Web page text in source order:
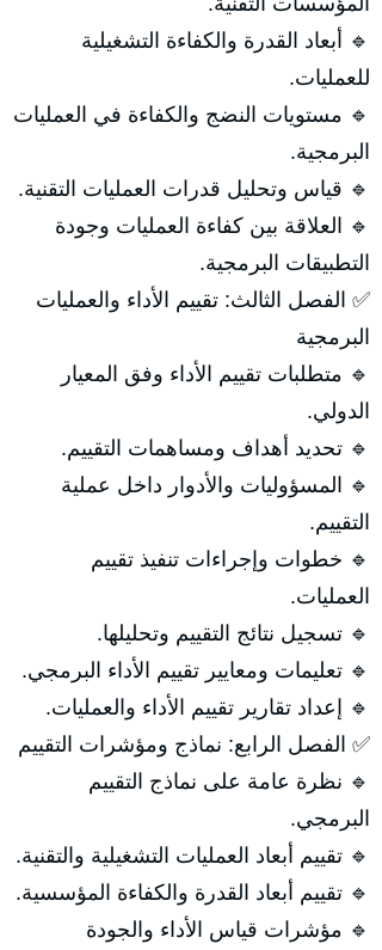
🔹 أبعاد القدرة والكفاءة التشغيلية
للعمليات.
🔹 مستويات النضج والكفاءة في العمليات
البرمجية.
🔹 قياس وتحليل قدرات العمليات التقنية.
🔹 العلاقة بين كفاءة العمليات وجودة
التطبيقات البرمجية.
✅ الفصل الثالث: تقييم الأداء والعمليات
البرمجية
🔹 متطلبات تقييم الأداء وفق المعيار
الدولي.
🔹 تحديد أهداف ومساهمات التقييم.
🔹 المسؤوليات والأدوار داخل عملية
التقييم.
🔹 خطوات وإجراءات تنفيذ تقييم
العمليات.
🔹 تسجيل نتائج التقييم وتحليلها.
🔹 تعليمات ومعايير تقييم الأداء البرمجي.
🔹 إعداد تقارير تقييم الأداء والعمليات.
✅ الفصل الرابع: نماذج ومؤشرات التقييم
🔹 نظرة عامة على نماذج التقييم
البرمجي.
🔹 تقييم أبعاد العمليات التشغيلية والتقنية.
🔹 تقييم أبعاد القدرة والكفاءة المؤسسية.
🔹 مؤشرات قياس الأداء والجودة